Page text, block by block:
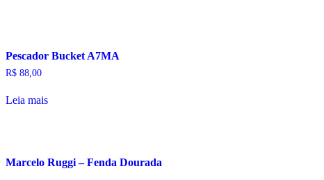
Pescador Bucket A7MA
R$ 88,00
Leia mais
Marcelo Ruggi – Fenda Dourada